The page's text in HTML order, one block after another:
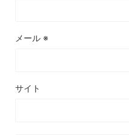
メール ※
サイト